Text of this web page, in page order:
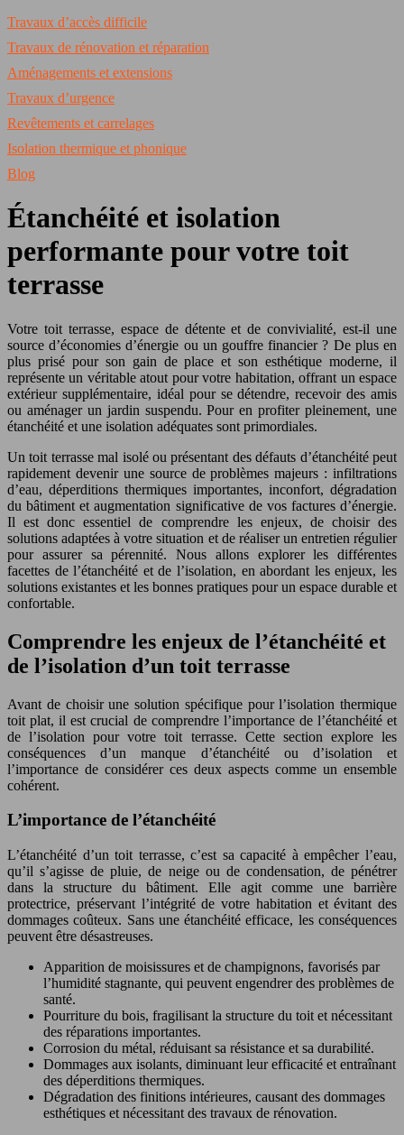
Travaux d’accès difficile
Travaux de rénovation et réparation
Aménagements et extensions
Travaux d’urgence
Revêtements et carrelages
Isolation thermique et phonique
Blog
Étanchéité et isolation
performante pour votre toit
terrasse
Votre toit terrasse, espace de détente et de convivialité, est-il une
source d’économies d’énergie ou un gouffre financier ? De plus en
plus prisé pour son gain de place et son esthétique moderne, il
représente un véritable atout pour votre habitation, offrant un espace
extérieur supplémentaire, idéal pour se détendre, recevoir des amis
ou aménager un jardin suspendu. Pour en profiter pleinement, une
étanchéité et une isolation adéquates sont primordiales.
Un toit terrasse mal isolé ou présentant des défauts d’étanchéité peut
rapidement devenir une source de problèmes majeurs : infiltrations
d’eau, déperditions thermiques importantes, inconfort, dégradation
du bâtiment et augmentation significative de vos factures d’énergie.
Il est donc essentiel de comprendre les enjeux, de choisir des
solutions adaptées à votre situation et de réaliser un entretien régulier
pour assurer sa pérennité. Nous allons explorer les différentes
facettes de l’étanchéité et de l’isolation, en abordant les enjeux, les
solutions existantes et les bonnes pratiques pour un espace durable et
confortable.
Comprendre les enjeux de l’étanchéité et
de l’isolation d’un toit terrasse
Avant de choisir une solution spécifique pour l’isolation thermique
toit plat, il est crucial de comprendre l’importance de l’étanchéité et
de l’isolation pour votre toit terrasse. Cette section explore les
conséquences d’un manque d’étanchéité ou d’isolation et
l’importance de considérer ces deux aspects comme un ensemble
cohérent.
L’importance de l’étanchéité
L’étanchéité d’un toit terrasse, c’est sa capacité à empêcher l’eau,
qu’il s’agisse de pluie, de neige ou de condensation, de pénétrer
dans la structure du bâtiment. Elle agit comme une barrière
protectrice, préservant l’intégrité de votre habitation et évitant des
dommages coûteux. Sans une étanchéité efficace, les conséquences
peuvent être désastreuses.
Apparition de moisissures et de champignons, favorisés par
l’humidité stagnante, qui peuvent engendrer des problèmes de
santé.
Pourriture du bois, fragilisant la structure du toit et nécessitant
des réparations importantes.
Corrosion du métal, réduisant sa résistance et sa durabilité.
Dommages aux isolants, diminuant leur efficacité et entraînant
des déperditions thermiques.
Dégradation des finitions intérieures, causant des dommages
esthétiques et nécessitant des travaux de rénovation.